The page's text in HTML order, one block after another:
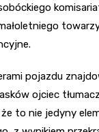
pojazdu
ojciec
to nie jedyny